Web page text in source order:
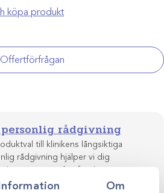
Om
köpa produkt
Offertförfrågan
rådgivning
till klinikens långsiktiga
rådgivning hjälper vi dig
anpassade efter just er